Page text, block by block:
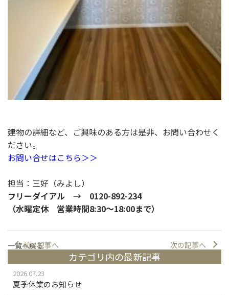
建物の詳細など、ご興味のある方は是非、お問い合わせく
ださい。
お問い合せはこちら＞＞
担当：三好（みよし）
フリーダイアル → 0120-892-234
（水曜定休 営業時間8:30〜18:00まで）
前の記事へ 次の記事へ
一覧へ戻る
カテゴリ内の最新記事
2026.07.23
夏季休業のお知らせ